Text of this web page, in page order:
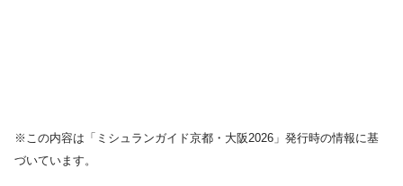
※この内容は「ミシュランガイド京都・大阪2026」発行時の情報に基
づいています。